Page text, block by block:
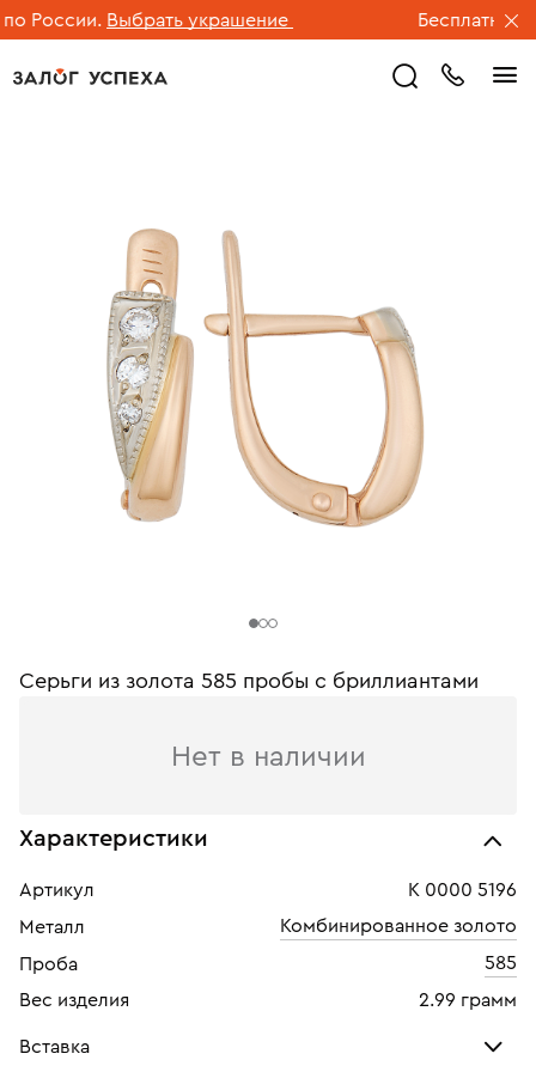
России. Выбрать украшение Бесплатная
Серьги из золота 585 пробы c бриллиантами
Нет в наличии
Характеристики
Артикул
К 0000 5196
Металл
Комбинированное золото
Проба
585
Вес изделия
2.99 грамм
Вставка